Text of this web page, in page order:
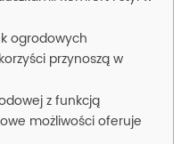
ogrodowych
przynoszą w
z funkcją
możliwości oferuje